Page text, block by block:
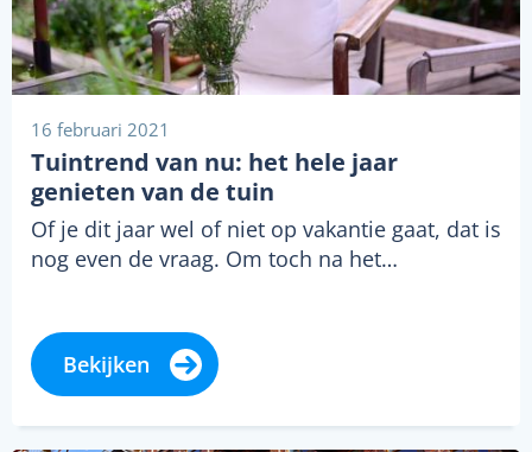
16 februari 2021
Tuintrend van nu: het hele jaar
genieten van de tuin
Of je dit jaar wel of niet op vakantie gaat, dat is
nog even de vraag. Om toch na het…
Bekijken